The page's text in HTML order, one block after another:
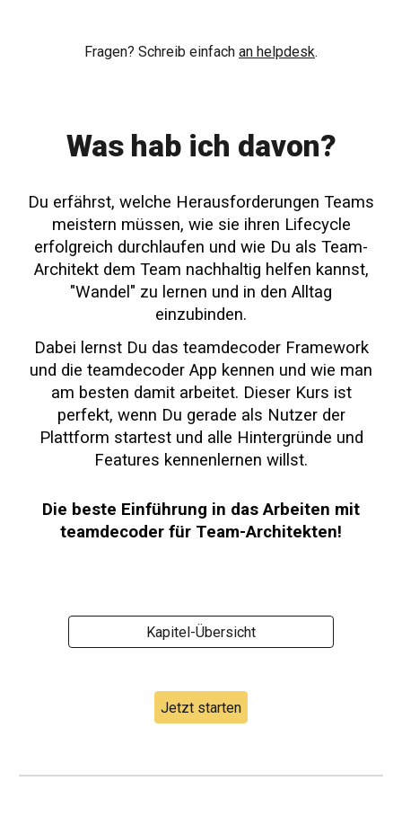
Fragen? Schreib einfach an helpdesk.
Was hab ich davon?
Du erfährst, welche Herausforderungen Teams
meistern müssen, wie sie ihren Lifecycle
erfolgreich durchlaufen und wie Du als Team-
Architekt dem Team nachhaltig helfen kannst,
"Wandel" zu lernen und in den Alltag
einzubinden.
Dabei lernst Du das teamdecoder Framework
und die teamdecoder App kennen und wie man
am besten damit arbeitet. Dieser Kurs ist
perfekt, wenn Du gerade als Nutzer der
Plattform startest und alle Hintergründe und
Features kennenlernen willst.
Die beste Einführung in das Arbeiten mit
teamdecoder für Team-Architekten!
Kapitel-Übersicht
Jetzt starten